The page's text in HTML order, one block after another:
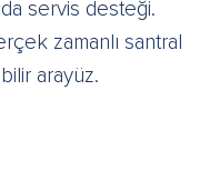
servis desteği.
zamanlı santral
arayüz.